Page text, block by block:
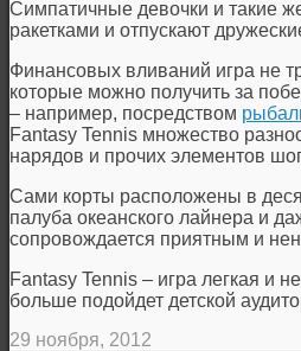
Симпатичные девочки и такие
ракетками и отпускают
Финансовых вливаний игра не
которые можно получить за
– например, посредством
Fantasy Tennis множество
нарядов и прочих элементов
Сами корты расположены в
палуба океанского лайнера и
сопровождается приятным и
Fantasy Tennis – игра легкая и
больше подойдет детской
29 ноября, 2012